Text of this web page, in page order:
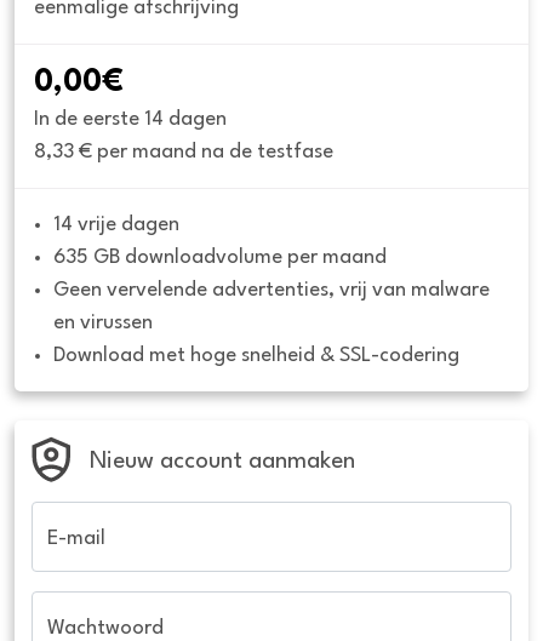
eenmalige afschrijving
0,00€
In de eerste 14 dagen
8,33 € per maand na de testfase
14 vrije dagen
635 GB downloadvolume per maand
Geen vervelende advertenties, vrij van malware
en virussen
Download met hoge snelheid & SSL-codering
Nieuw account aanmaken
E-mail
Wachtwoord